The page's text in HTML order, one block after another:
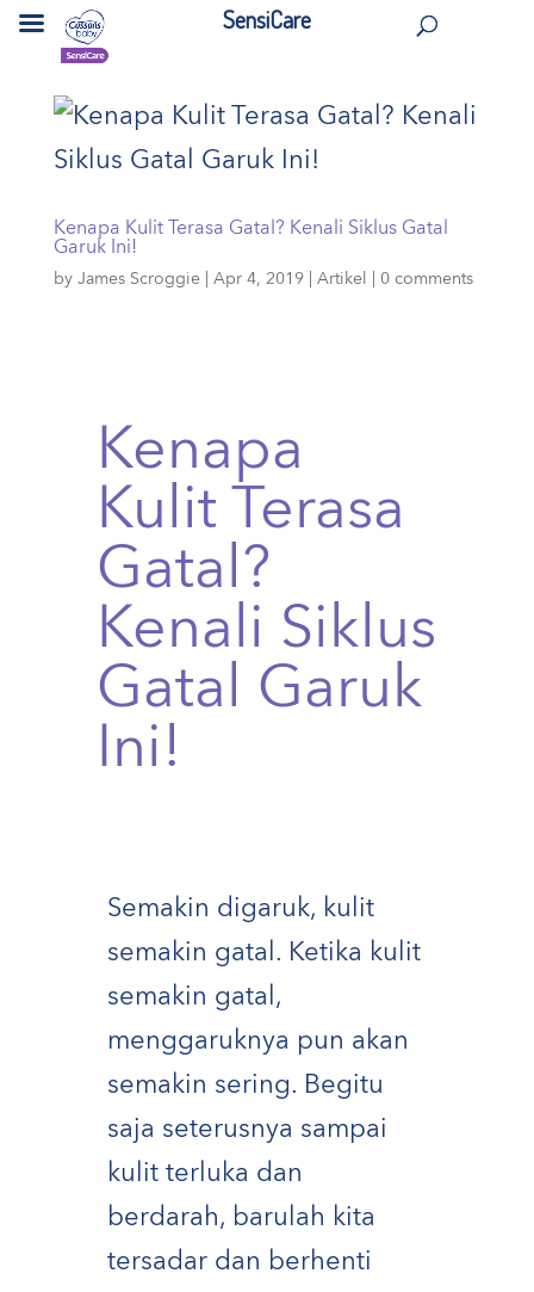
Kenapa Kulit Terasa Gatal? Kenali Siklus Gatal
Garuk Ini!
by James Scroggie| Apr 4, 2019| Artikel 0 comments
Kenapa
Kulit Terasa
Gatal?
Kenali Siklus
Gatal Garuk
Ini!
Semakin digaruk, kulit
semakin gatal. Ketika kulit
semakin gatal,
menggaruknya pun akan
semakin sering. Begitu
saja seterusnya sampai
kulit terluka dan
berdarah, barulah kita
tersadar dan berhenti
SensiCare